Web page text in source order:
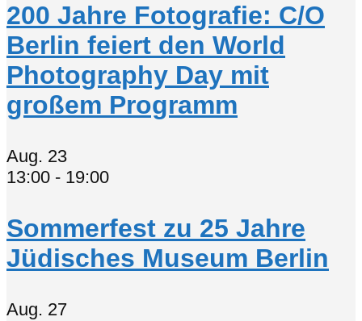
200 Jahre Fotografie: C/O
Berlin feiert den World
Photography Day mit
großem Programm
Aug. 23
13:00 - 19:00
Sommerfest zu 25 Jahre
Jüdisches Museum Berlin
Aug. 27